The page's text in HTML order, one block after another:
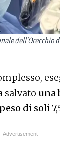
dell’Orecchio
salvato una
di soli